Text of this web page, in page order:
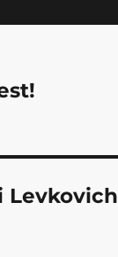
Levkovich